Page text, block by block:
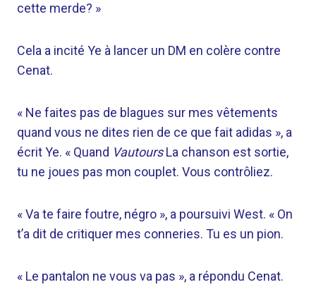
cette merde? »
Cela a incité Ye à lancer un DM en colère contre
Cenat.
« Ne faites pas de blagues sur mes vêtements
quand vous ne dites rien de ce que fait adidas », a
écrit Ye. « Quand VautoursLa chanson est sortie,
tu ne joues pas mon couplet. Vous contrôliez.
« Va te faire foutre, négro », a poursuivi West. « On
t’a dit de critiquer mes conneries. Tu es un pion.
« Le pantalon ne vous va pas », a répondu Cenat.